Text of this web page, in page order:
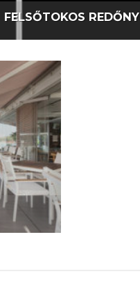
FELSŐTOKOS REDŐNY